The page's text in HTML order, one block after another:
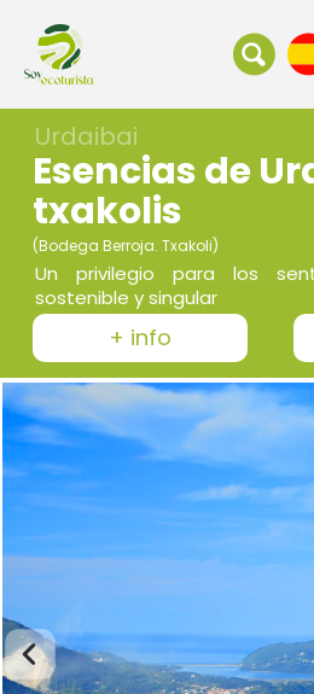
Urdaibai
Esencias de
txakolis
(Bodega Berroja. Txakoli)
Un privilegio para los
sostenible y singular
+ info